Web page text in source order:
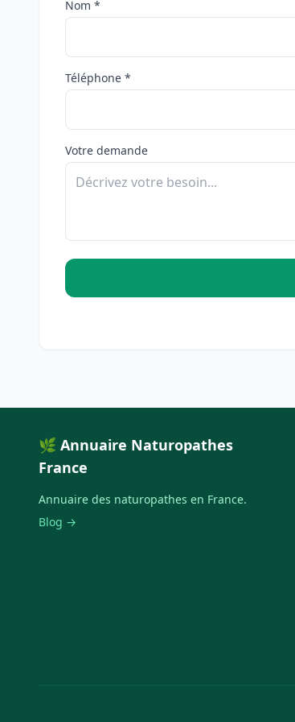
Nom *
Téléphone *
Votre demande
🌿 Annuaire Naturopathes
France
Annuaire des naturopathes en France.
Blog →